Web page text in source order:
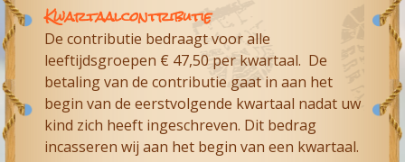
Kwartaalcontributie
De contributie bedraagt voor alle
leeftijdsgroepen € 47,50 per kwartaal. De
betaling van de contributie gaat in aan het
begin van de eerstvolgende kwartaal nadat uw
kind zich heeft ingeschreven. Dit bedrag
incasseren wij aan het begin van een kwartaal.